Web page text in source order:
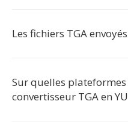
Les fichiers TGA
Sur quelles
convertisseur TGA en